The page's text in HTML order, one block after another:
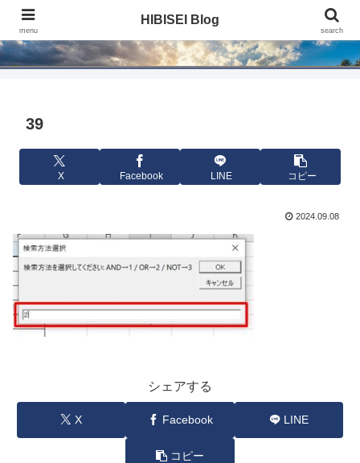
HIBISEI Blog
39
X Facebook LINE コピー
2024.09.08
シェアする
X Facebook LINE
コピー
menu
HIBISEI Blog
search